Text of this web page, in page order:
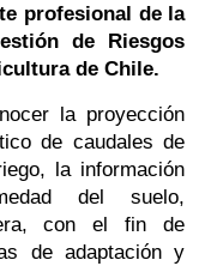
profesional de la
de Riesgos
de Chile.
la proyección
de caudales de
la información
del suelo,
con el fin de
de adaptación y